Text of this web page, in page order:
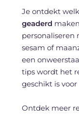
Je ontdekt
geaderd
personaliseren
sesam of
een
tips wordt het
geschikt is
Ontdek meer